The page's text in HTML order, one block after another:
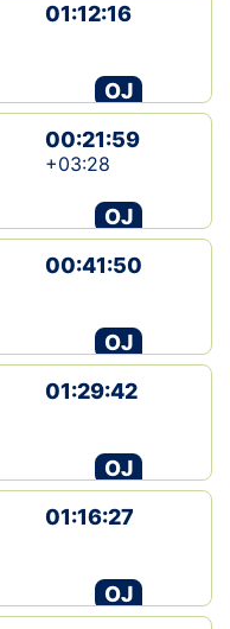
01:12:16
OJ
00:21:59
+03:28
OJ
00:41:50
OJ
01:29:42
OJ
01:16:27
OJ